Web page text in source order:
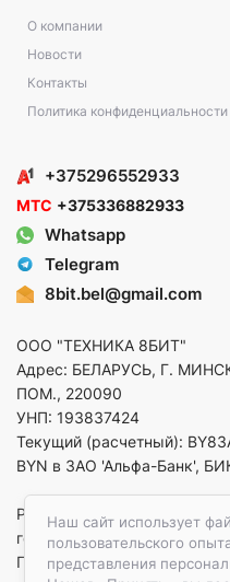
Наш сайт использует
пользовательского
представления
О компании
Новости
Контакты
Политика конфиденциальности
+375296552933
МТС +375336882933
Whatsapp
Telegram
8bit.bel@gmail.com
ООО "ТЕХНИКА 8БИТ"
Адрес: БЕЛАРУСЬ, Г.
ПОМ., 220090
УНП: 193837424
Текущий (расчетный):
BYN в ЗАО 'Альфа-Банк',
Регистрация в торговом
горисполком
По вопросам защиты прав